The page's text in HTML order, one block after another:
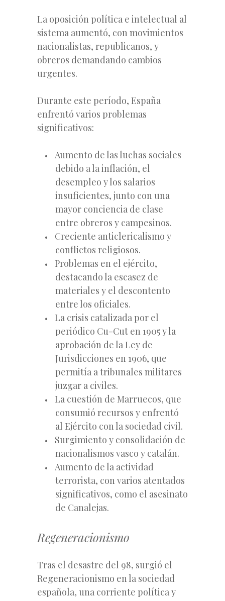
La oposición política e intelectual al
sistema aumentó, con movimientos
nacionalistas, republicanos, y
obreros demandando cambios
urgentes.
Durante este período, España
enfrentó varios problemas
significativos:
Aumento de las luchas sociales
debido a la inflación, el
desempleo y los salarios
insuficientes, junto con una
mayor conciencia de clase
entre obreros y campesinos.
Creciente anticlericalismo y
conflictos religiosos.
Problemas en el ejército,
destacando la escasez de
materiales y el descontento
entre los oficiales.
La crisis catalizada por el
periódico Cu-Cut en 1905 y la
aprobación de la Ley de
Jurisdicciones en 1906, que
permitía a tribunales militares
juzgar a civiles.
La cuestión de Marruecos, que
consumió recursos y enfrentó
al Ejército con la sociedad civil.
Surgimiento y consolidación de
nacionalismos vasco y catalán.
Aumento de la actividad
terrorista, con varios atentados
significativos, como el asesinato
de Canalejas.
Regeneracionismo
Tras el desastre del 98, surgió el
Regeneracionismo en la sociedad
española, una corriente política y